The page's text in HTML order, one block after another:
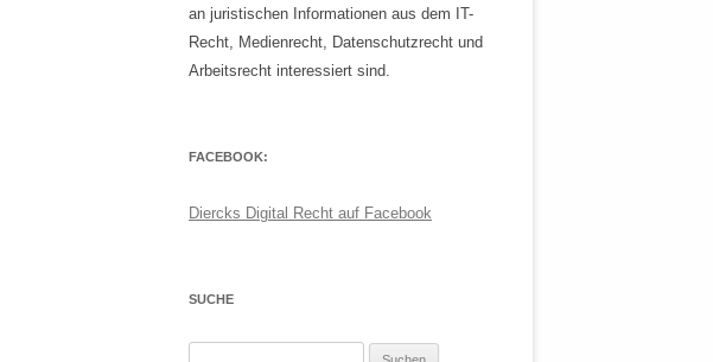
an juristischen Informationen aus dem IT-
Recht, Medienrecht, Datenschutzrecht und
Arbeitsrecht interessiert sind.
FACEBOOK:
Diercks Digital Recht auf Facebook
SUCHE